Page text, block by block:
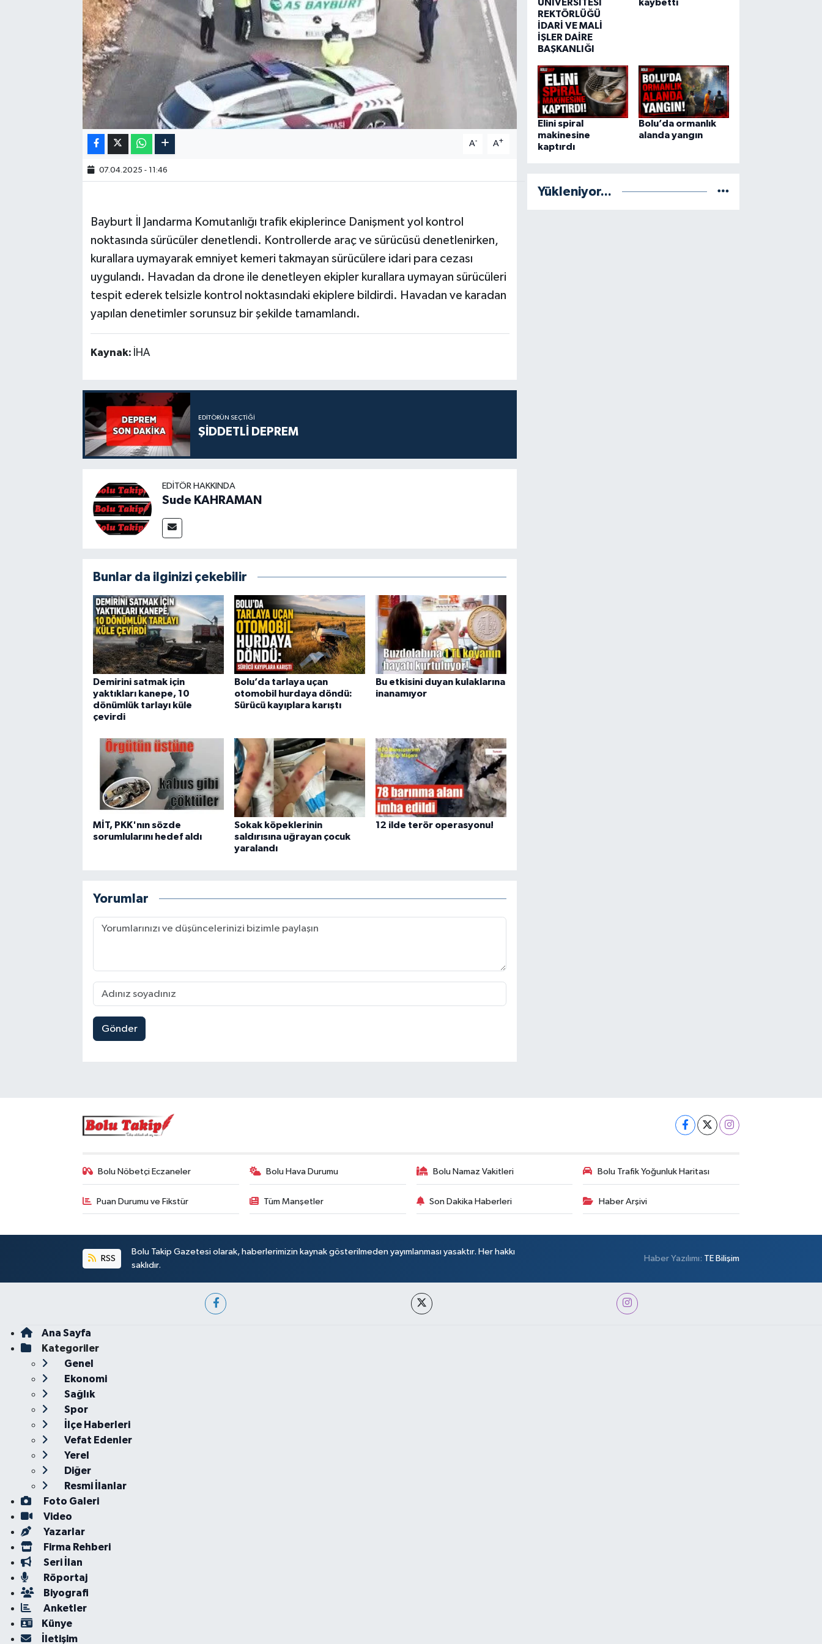
A- A+
07.04.2025 - 11:46
Bayburt İl Jandarma Komutanlığı trafik ekiplerince Danişment yol kontrol
noktasında sürücüler denetlendi. Kontrollerde araç ve sürücüsü denetlenirken,
kurallara uymayarak emniyet kemeri takmayan sürücülere idari para cezası
uygulandı. Havadan da drone ile denetleyen ekipler kurallara uymayan sürücüleri
tespit ederek telsizle kontrol noktasındaki ekiplere bildirdi. Havadan ve karadan
yapılan denetimler sorunsuz bir şekilde tamamlandı.
Kaynak: İHA
EDITÖRÜN SEÇTIĞI
ŞİDDETLİ DEPREM
EDITÖR HAKKINDA
Sude KAHRAMAN
Bunlar da ilginizi çekebilir
Demirini satmak için
yaktıkları kanepe, 10
dönümlük tarlayı küle
çevirdi
Bolu’da tarlaya uçan
otomobil hurdaya döndü:
Sürücü kayıplara karıştı
Bu etkisini duyan kulaklarına
inanamıyor
MİT, PKK'nın sözde
sorumlularını hedef aldı
Sokak köpeklerinin
saldırısına uğrayan çocuk
yaralandı
12 ilde terör operasyonu!
Yorumlar
Gönder
ÜNİVERSİTESİ
REKTÖRLÜĞÜ
İDARİ VE MALİ
İŞLER DAİRE
BAŞKANLIĞI
kaybetti
Elini spiral
makinesine
kaptırdı
Bolu’da ormanlık
alanda yangın
Yükleniyor...
Bolu Nöbetçi Eczaneler Bolu Hava Durumu Bolu Namaz Vakitleri Bolu Trafik Yoğunluk Haritası
Puan Durumu ve Fikstür Tüm Manşetler Son Dakika Haberleri Haber Arşivi
RSS
Bolu Takip Gazetesi olarak, haberlerimizin kaynak gösterilmeden yayımlanması yasaktır. Her hakkı
saklıdır.
Haber Yazılımı: TE Bilişim
Ana Sayfa
Kategoriler
Genel
Ekonomi
Sağlık
Spor
İlçe Haberleri
Vefat Edenler
Yerel
Diğer
Resmi İlanlar
Foto Galeri
Video
Yazarlar
Firma Rehberi
Seri İlan
Röportaj
Biyografi
Anketler
Künye
İletişim